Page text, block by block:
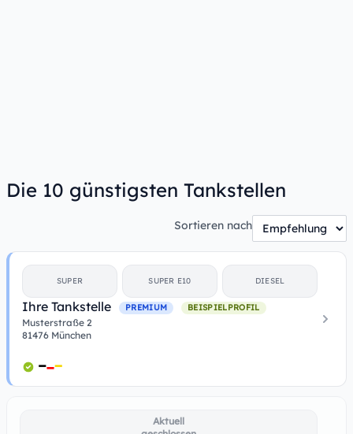
Die 10 günstigsten Tankstellen
Sortieren nach
SUPER SUPER E10 DIESEL
Ihre Tankstelle PREMIUM BEISPIELPROFIL
Musterstraße 2
81476 München
Aktuell